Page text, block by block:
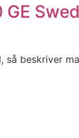
så beskriver